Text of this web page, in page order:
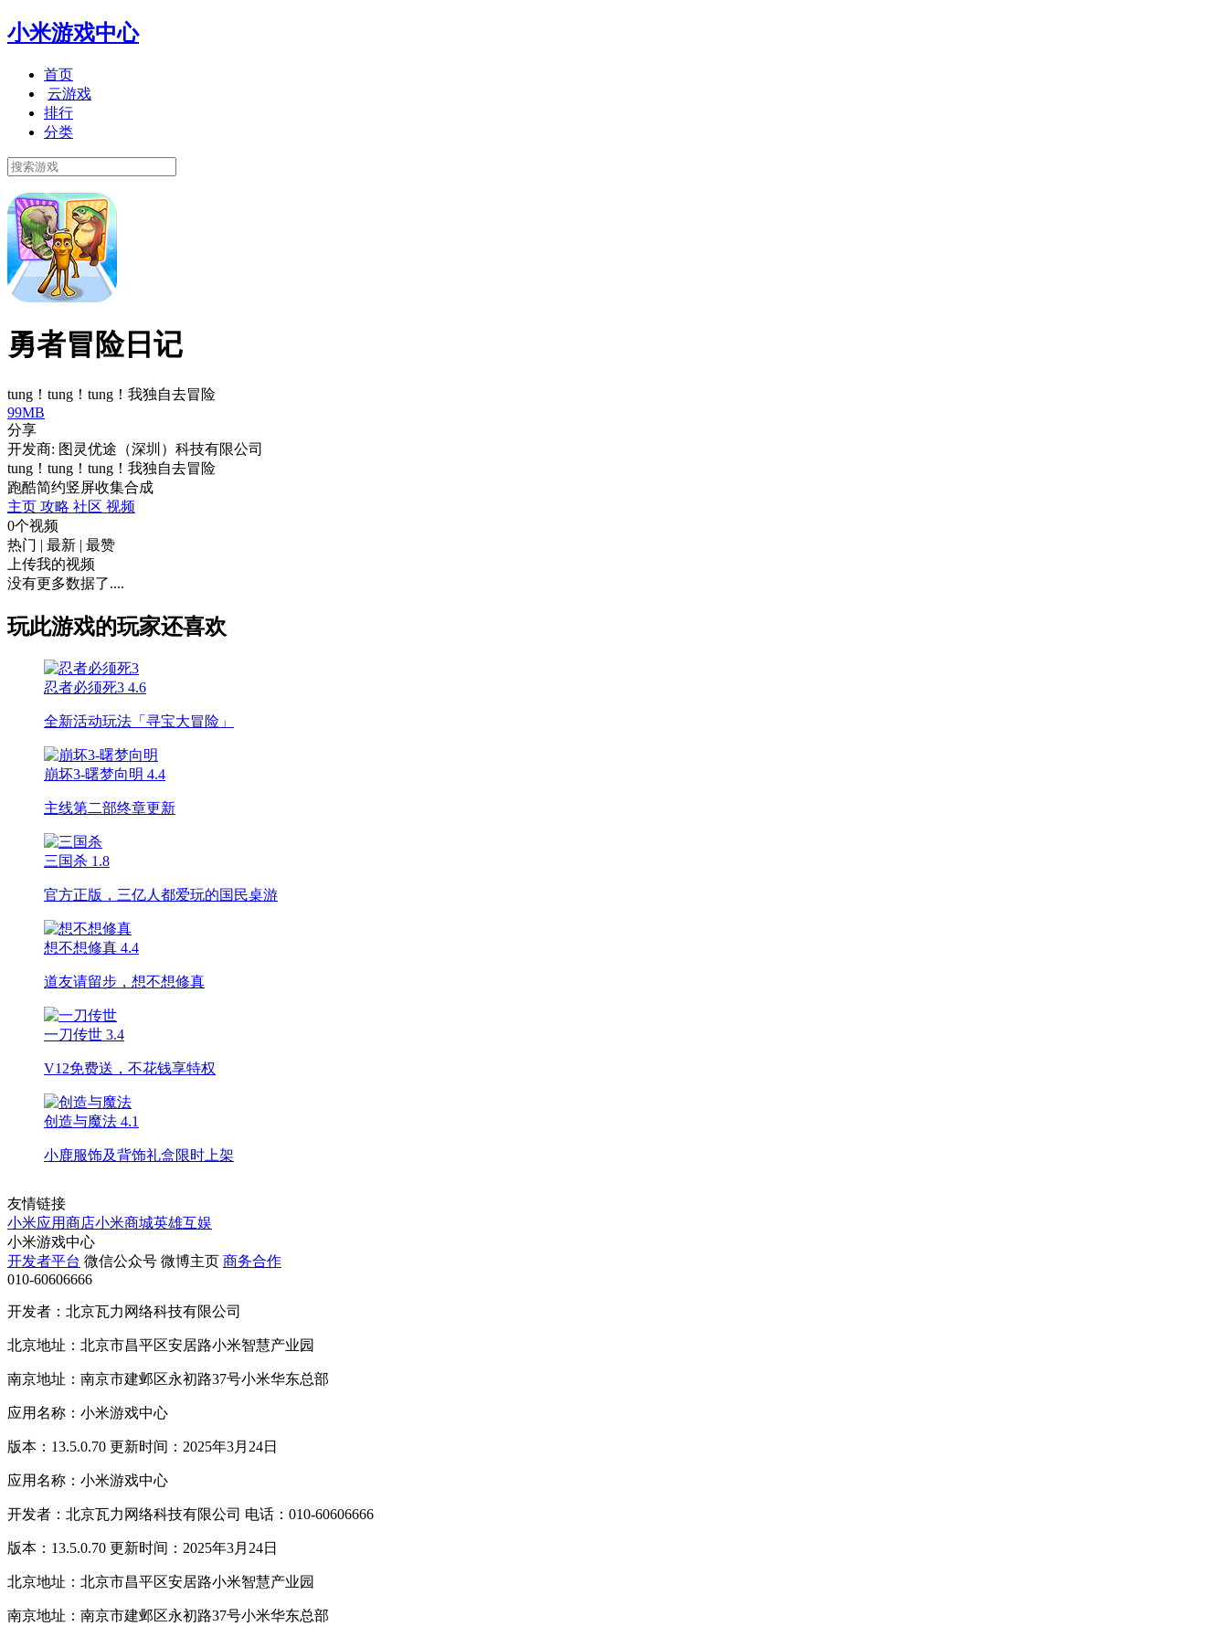
小米游戏中心
首页
云游戏
排行
分类
勇者冒险日记
tung！tung！tung！我独自去冒险
99MB
分享
开发商: 图灵优途（深圳）科技有限公司
tung！tung！tung！我独自去冒险
跑酷简约竖屏收集合成
主页 攻略 社区 视频
0个视频
热门 | 最新 | 最赞
上传我的视频
没有更多数据了....
玩此游戏的玩家还喜欢
忍者必须死3 4.6
全新活动玩法「寻宝大冒险」
崩坏3-曙梦向明 4.4
主线第二部终章更新
三国杀 1.8
官方正版，三亿人都爱玩的国民桌游
想不想修真 4.4
道友请留步，想不想修真
一刀传世 3.4
V12免费送，不花钱享特权
创造与魔法 4.1
小鹿服饰及背饰礼盒限时上架
友情链接
小米应用商店小米商城英雄互娱
小米游戏中心
开发者平台 微信公众号 微博主页 商务合作
010-60606666
开发者：北京瓦力网络科技有限公司
北京地址：北京市昌平区安居路小米智慧产业园
南京地址：南京市建邺区永初路37号小米华东总部
应用名称：小米游戏中心
版本：13.5.0.70 更新时间：2025年3月24日
应用名称：小米游戏中心
开发者：北京瓦力网络科技有限公司 电话：010-60606666
版本：13.5.0.70 更新时间：2025年3月24日
北京地址：北京市昌平区安居路小米智慧产业园
南京地址：南京市建邺区永初路37号小米华东总部